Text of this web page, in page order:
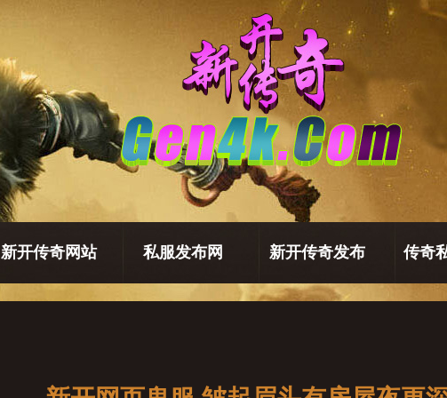
新开传奇网站 私服发布网 新开传奇发布 传奇